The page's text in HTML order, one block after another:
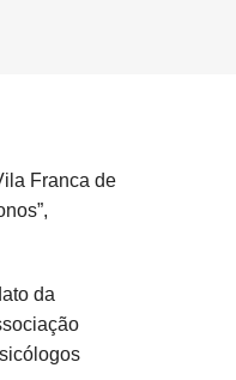
Franca de
da